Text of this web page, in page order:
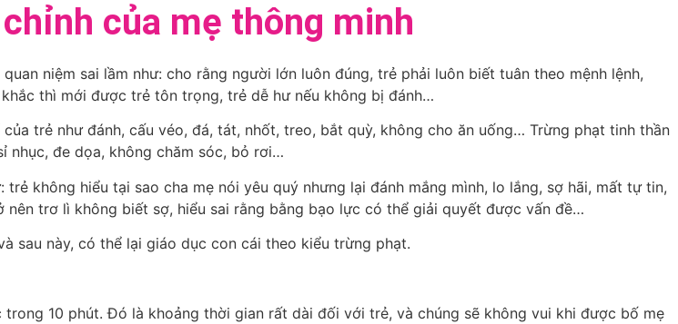
của mẹ thông minh
niệm sai lầm như: cho rằng người lớn luôn đúng, trẻ phải luôn biết tuân theo mệnh lệnh,
thì mới được trẻ tôn trọng, trẻ dễ hư nếu không bị đánh…
trẻ như đánh, cấu véo, đá, tát, nhốt, treo, bắt quỳ, không cho ăn uống… Trừng phạt tinh thần
nhục, đe dọa, không chăm sóc, bỏ rơi…
không hiểu tại sao cha mẹ nói yêu quý nhưng lại đánh mắng mình, lo lắng, sợ hãi, mất tự tin,
trơ lì không biết sợ, hiểu sai rằng bằng bạo lực có thể giải quyết được vấn đề…
sau này, có thể lại giáo dục con cái theo kiểu trừng phạt.
10 phút. Đó là khoảng thời gian rất dài đối với trẻ, và chúng sẽ không vui khi được bố mẹ